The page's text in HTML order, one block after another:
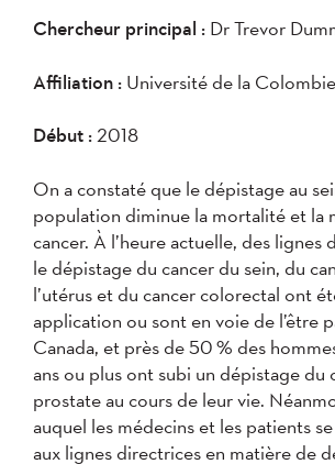
Chercheur principal : Dr Trevor
Affiliation : Université de la
Début :2018
On a constaté que le dépistage au
population diminue la mortalité et la
cancer. À l’heure actuelle, des lignes
le dépistage du cancer du sein, du
l’utérus et du cancer colorectal ont
application ou sont en voie de l’être
Canada, et près de 50 % des
ans ou plus ont subi un dépistage du
prostate au cours de leur vie.
auquel les médecins et les patients
aux lignes directrices en matière de